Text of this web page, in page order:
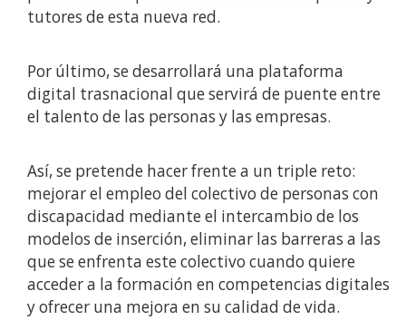
tutores de esta nueva red.
Por último, se desarrollará una plataforma
digital trasnacional que servirá de puente entre
el talento de las personas y las empresas.
Así, se pretende hacer frente a un triple reto:
mejorar el empleo del colectivo de personas con
discapacidad mediante el intercambio de los
modelos de inserción, eliminar las barreras a las
que se enfrenta este colectivo cuando quiere
acceder a la formación en competencias digitales
y ofrecer una mejora en su calidad de vida.